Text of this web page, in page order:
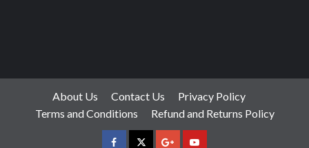
About Us Contact Us
Privacy Policy
Terms and Conditions
Refund and Returns Policy